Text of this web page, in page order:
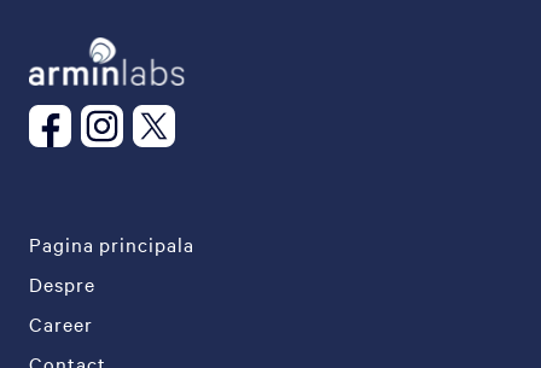
Pagina principala
Despre
Career